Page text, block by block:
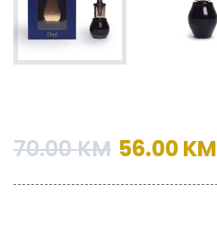
70.00KM 56.00KM